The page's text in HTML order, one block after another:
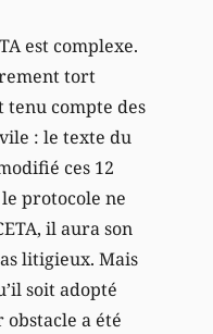
est complexe.
tort
tenu compte des
: le texte du
ces 12
protocole ne
il aura son
litigieux. Mais
soit adopté
a été